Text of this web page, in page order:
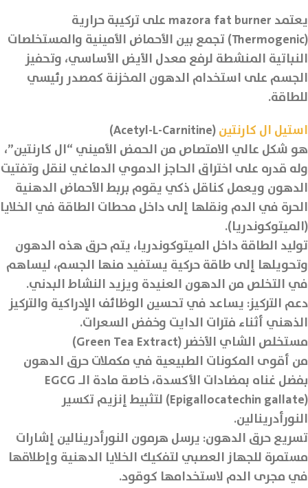
يعتمد mazora fat burner على تركيبة حرارية
(Thermogenic) تجمع بين الأحماض الأمينية والمستخلصات
النباتية المنشطة لرفع معدل الأيض الأساسي، وتحفيز
الجسم على استخدام الدهون المخزنة كمصدر رئيسي
للطاقة.
استيل ال كارنتين(Acetyl-L-Carnitine)
هو شكل عالي الامتصاص من الحمض الأميني “ال كارنتين”،
وله قدره على اختراق الحاجز الدموي الدماغي لنقل وتفتيت
الدهون ويعمل كناقل ذكي يقوم بربط الأحماض الدهنية
الحرة في الدم ونقلها إلى داخل محطات الطاقة في الخلايا
(الميتوكوندريا).
توليد الطاقة داخل الميتوكوندريا، يتم حرق هذه الدهون
وتحويلها إلى طاقة حركية يستفيد منها الجسم، ليساهم
في التخلص من الدهون العنيدة ويزيد النشاط البدني.
دعم التركيز: يساعد في تحسين الوظائف الإدراكية والتركيز
الذهني أثناء فترات الدايت وخفض السعرات.
مستخلص الشاي الأخضر (Green Tea Extract)
من أقوى المكونات الطبيعية في مكملات حرق الدهون
بفضل غناه بمضادات الأكسدة، خاصة مادة الـ EGCG
(Epigallocatechin gallate) لتثبيط إنزيم تكسير
النورأدرينالين.
تسريع حرق الدهون: يرسل هرمون النورأدرينالين إشارات
مستمرة للجهاز العصبي لتفكيك الخلايا الدهنية وإطلاقها
في مجرى الدم لاستخدامها كوقود.